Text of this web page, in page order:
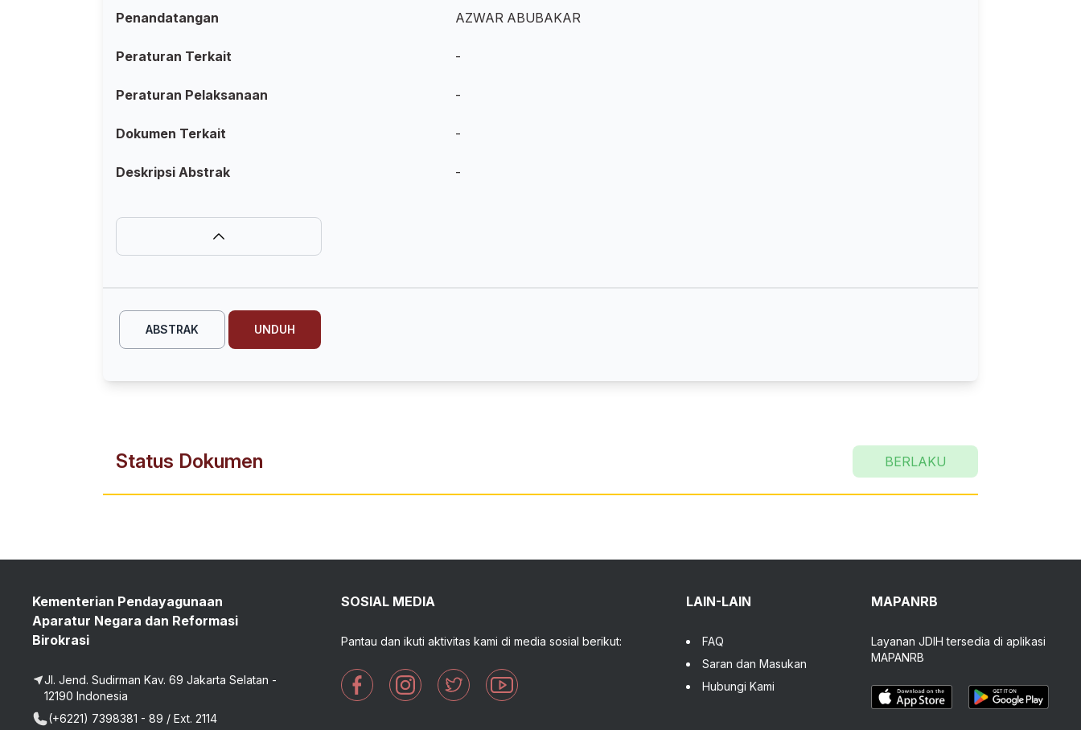
Penandatangan AZWAR ABUBAKAR
Peraturan Terkait -
Peraturan Pelaksanaan -
Dokumen Terkait -
Deskripsi Abstrak -
ABSTRAK UNDUH
Status Dokumen BERLAKU
Kementerian Pendayagunaan
Aparatur Negara dan Reformasi
Birokrasi
Jl. Jend. Sudirman Kav. 69 Jakarta Selatan -
12190 Indonesia
(+6221) 7398381 - 89 / Ext. 2114
SOSIAL MEDIA
Pantau dan ikuti aktivitas kami di media sosial berikut:
LAIN-LAIN
FAQ
Saran dan Masukan
Hubungi Kami
MAPANRB
Layanan JDIH tersedia di aplikasi
MAPANRB